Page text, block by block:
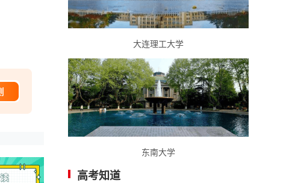
大连理工大学
东南大学
高考知道